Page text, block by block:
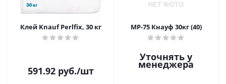
Клей Knauf Perlfix, 30 кг
591.92руб./шт
МР-75 Кнауф 30кг (40)
Уточнять у
менеджера